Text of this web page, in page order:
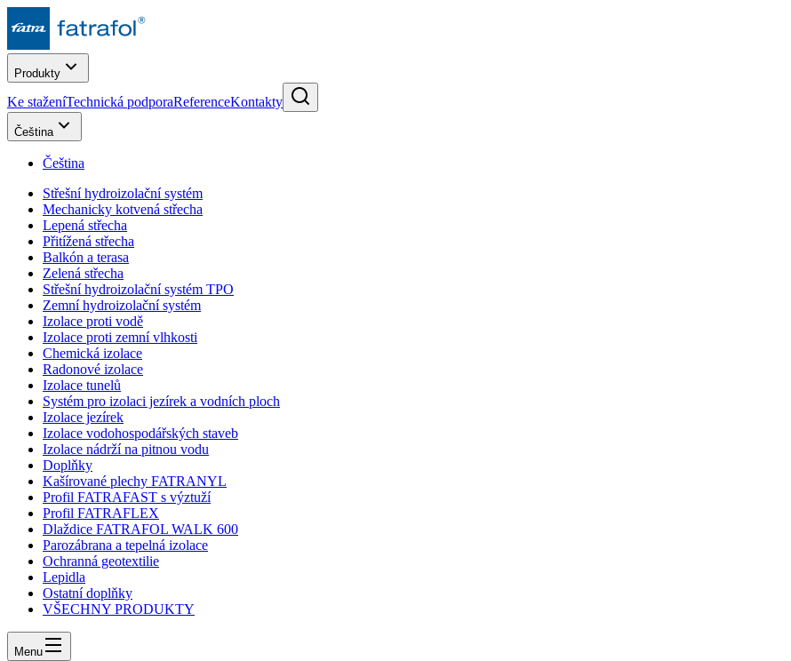
Produkty
Ke staženíTechnická podporaReferenceKontakty
Čeština
Čeština
Střešní hydroizolační systém
Mechanicky kotvená střecha
Lepená střecha
Přitížená střecha
Balkón a terasa
Zelená střecha
Střešní hydroizolační systém TPO
Zemní hydroizolační systém
Izolace proti vodě
Izolace proti zemní vlhkosti
Chemická izolace
Radonové izolace
Izolace tunelů
Systém pro izolaci jezírek a vodních ploch
Izolace jezírek
Izolace vodohospodářských staveb
Izolace nádrží na pitnou vodu
Doplňky
Kašírované plechy FATRANYL
Profil FATRAFAST s výztuží
Profil FATRAFLEX
Dlaždice FATRAFOL WALK 600
Parozábrana a tepelná izolace
Ochranná geotextilie
Lepidla
Ostatní doplňky
VŠECHNY PRODUKTY
Menu